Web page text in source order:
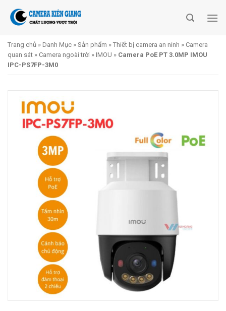
Trang chủ » Danh Mục » Sản phẩm » Thiết bị camera an ninh » Camera
quan sát » Camera ngoài trời » IMOU » Camera PoE PT 3.0MP IMOU
IPC-PS7FP-3M0